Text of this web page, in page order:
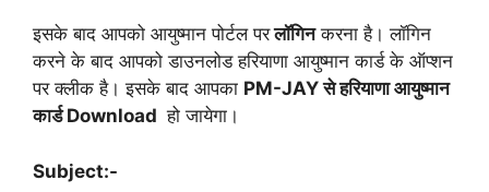
इसके बाद आपको आयुष्मान पोर्टल परलॉगिनकरना है। लॉगिन
करने के बाद आपको डाउनलोड हरियाणा आयुष्मान कार्ड के ऑप्शन
पर क्लीक है। इसके बाद आपका PM-JAY से हरियाणा आयुष्मान
कार्ड Download हो जायेगा।
Subject:-